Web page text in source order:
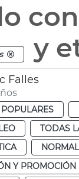
y
Falles
TODAS
NORMAL
Y PROMOCIÓN